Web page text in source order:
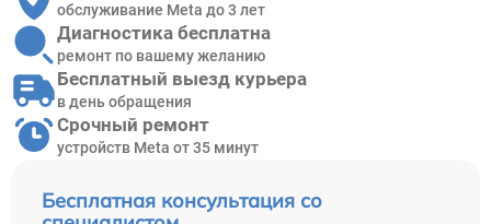
Бесплатная консультация со
обслуживание Meta до 3 лет
Диагностика бесплатна
ремонт по вашему желанию
Бесплатный выезд курьера
в день обращения
Срочный ремонт
устройств Meta от 35 минут